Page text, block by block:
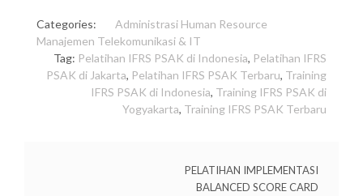
Categories: Administrasi Human Resource
Manajemen Telekomunikasi & IT
Tag: Pelatihan IFRS PSAK di Indonesia, Pelatihan IFRS
PSAK di Jakarta, Pelatihan IFRS PSAK Terbaru, Training
IFRS PSAK di Indonesia, Training IFRS PSAK di
Yogyakarta, Training IFRS PSAK Terbaru
PELATIHAN IMPLEMENTASI
BALANCED SCORE CARD